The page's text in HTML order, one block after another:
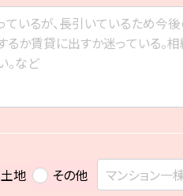
土地 その他